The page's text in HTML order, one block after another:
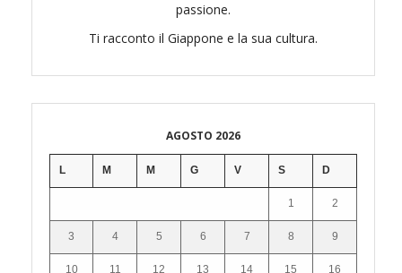
passione.
Ti racconto il Giappone e la sua cultura.
AGOSTO 2026
L M M G V S D
1 2
3 4 5 6 7 8 9
10 11 12 13 14 15 16